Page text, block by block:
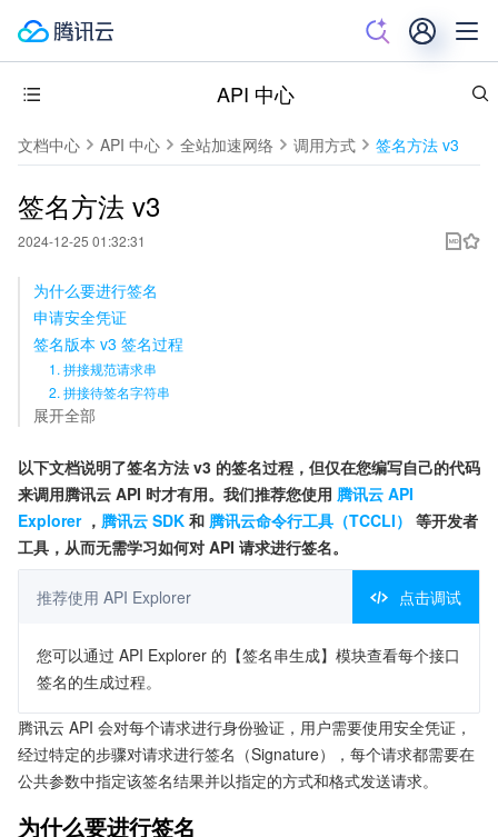
API 中心
文档中心 API 中心 全站加速网络 调用方式 签名方法 v3
签名方法 v3
2024-12-25 01:32:31
为什么要进行签名
申请安全凭证
签名版本 v3 签名过程
1. 拼接规范请求串
2. 拼接待签名字符串
展开全部
以下文档说明了签名方法 v3 的签名过程，但仅在您编写自己的代码
来调用腾讯云 API 时才有用。我们推荐您使用 腾讯云 API
Explorer， 腾讯云 SDK 和 腾讯云命令行工具（TCCLI） 等开发者
工具，从而无需学习如何对 API 请求进行签名。
推荐使用 API Explorer 点击调试
您可以通过 API Explorer 的【签名串生成】模块查看每个接口
签名的生成过程。
腾讯云 API 会对每个请求进行身份验证，用户需要使用安全凭证，
经过特定的步骤对请求进行签名（Signature），每个请求都需要在
公共参数中指定该签名结果并以指定的方式和格式发送请求。
为什么要进行签名